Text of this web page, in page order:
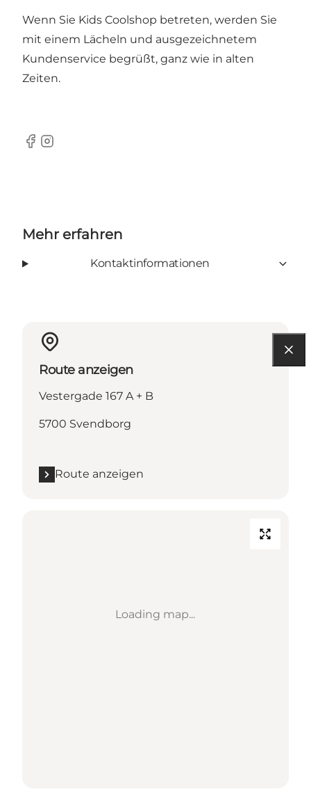
Wenn Sie Kids Coolshop betreten, werden Sie
mit einem Lächeln und ausgezeichnetem
Kundenservice begrüßt, ganz wie in alten
Zeiten.
Facebook
Instagram
Mehr erfahren
Kontaktinformationen
Route anzeigen
Vestergade 167 A + B
5700 Svendborg
Route anzeigen
Loading map...